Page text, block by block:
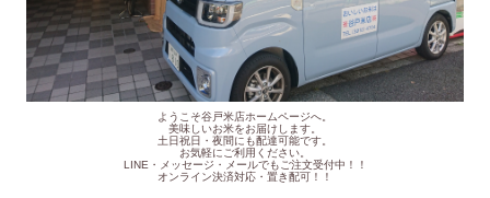
ようこそ谷戸米店ホームページへ。
美味しいお米をお届けします。
土日祝日・夜間にも配達可能です。
お気軽にご利用ください。
LINE・メッセージ・メールでもご注文受付中！！
オンライン決済対応・置き配可！！